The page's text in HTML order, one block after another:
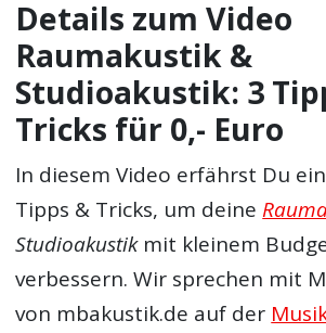
Details zum Video
Raumakustik &
Studioakustik: 3
Tricks für 0,- Euro
In diesem Video erfährst Du
Tipps & Tricks, um deine
Studioakustikmit kleinem
verbessern. Wir sprechen mit
von mbakustik.de auf der